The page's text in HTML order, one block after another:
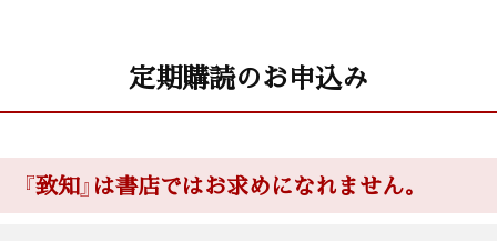
定期購読のお申込み
『致知』は書店ではお求めになれません。